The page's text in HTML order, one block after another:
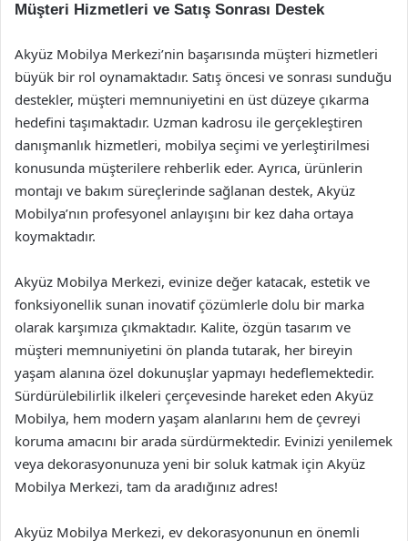
Müşteri Hizmetleri ve Satış Sonrası Destek
Akyüz Mobilya Merkezi’nin başarısında müşteri hizmetleri
büyük bir rol oynamaktadır. Satış öncesi ve sonrası sunduğu
destekler, müşteri memnuniyetini en üst düzeye çıkarma
hedefini taşımaktadır. Uzman kadrosu ile gerçekleştiren
danışmanlık hizmetleri, mobilya seçimi ve yerleştirilmesi
konusunda müşterilere rehberlik eder. Ayrıca, ürünlerin
montajı ve bakım süreçlerinde sağlanan destek, Akyüz
Mobilya’nın profesyonel anlayışını bir kez daha ortaya
koymaktadır.
Akyüz Mobilya Merkezi, evinize değer katacak, estetik ve
fonksiyonellik sunan inovatif çözümlerle dolu bir marka
olarak karşımıza çıkmaktadır. Kalite, özgün tasarım ve
müşteri memnuniyetini ön planda tutarak, her bireyin
yaşam alanına özel dokunuşlar yapmayı hedeflemektedir.
Sürdürülebilirlik ilkeleri çerçevesinde hareket eden Akyüz
Mobilya, hem modern yaşam alanlarını hem de çevreyi
koruma amacını bir arada sürdürmektedir. Evinizi yenilemek
veya dekorasyonunuza yeni bir soluk katmak için Akyüz
Mobilya Merkezi, tam da aradığınız adres!
Akyüz Mobilya Merkezi, ev dekorasyonunun en önemli